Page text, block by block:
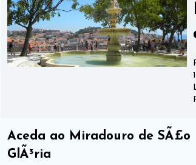
Aceda ao Miradouro de
GlÃ³ria